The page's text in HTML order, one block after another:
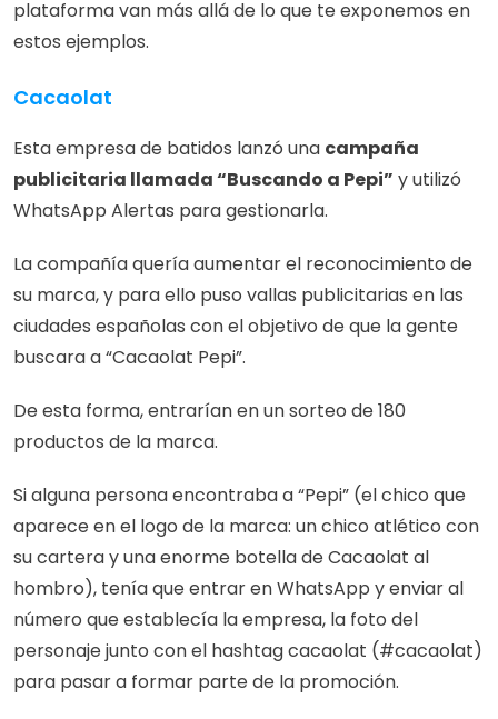
plataforma van más allá de lo que te exponemos en
estos ejemplos.
Cacaolat
Esta empresa de batidos lanzó una campaña
publicitaria llamada “Buscando a Pepi” y utilizó
WhatsApp Alertas para gestionarla.
La compañía quería aumentar el reconocimiento de
su marca, y para ello puso vallas publicitarias en las
ciudades españolas con el objetivo de que la gente
buscara a “Cacaolat Pepi”.
De esta forma, entrarían en un sorteo de 180
productos de la marca.
Si alguna persona encontraba a “Pepi” (el chico que
aparece en el logo de la marca: un chico atlético con
su cartera y una enorme botella de Cacaolat al
hombro), tenía que entrar en WhatsApp y enviar al
número que establecía la empresa, la foto del
personaje junto con el hashtag cacaolat (#cacaolat)
para pasar a formar parte de la promoción.